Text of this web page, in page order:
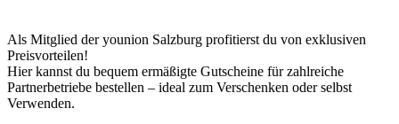
Als Mitglied der younion Salzburg profitierst du von exklusiven
Preisvorteilen!
Hier kannst du bequem ermäßigte Gutscheine für zahlreiche
Partnerbetriebe bestellen – ideal zum Verschenken oder selbst
Verwenden.